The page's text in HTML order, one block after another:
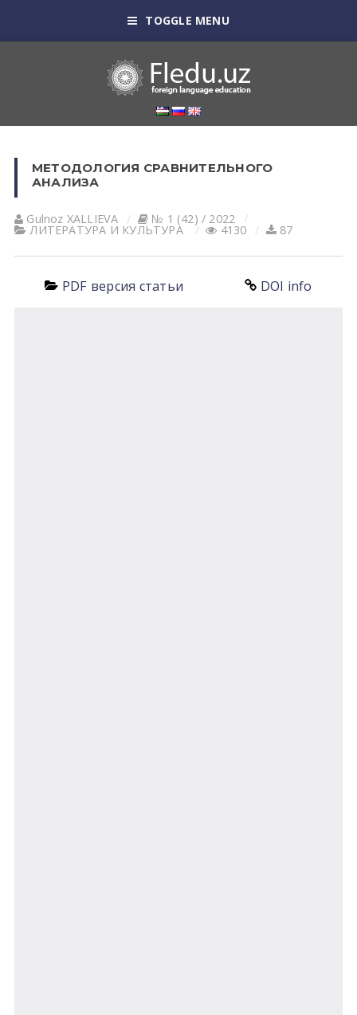
TOGGLE MENU
МЕТОДОЛОГИЯ СРАВНИТЕЛЬНОГО
АНАЛИЗА
Gulnoz XАLLIEVА № 1 (42) / 2022
ЛИТЕРАТУРА И КУЛЬТУРА 4130 87
PDF версия статьи DOI info